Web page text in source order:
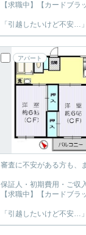
【求職中】【カードブ
「引越したいけど不安…
アパート
審査に不安がある方も、
保証人・初期費用・ご収
【求職中】【カードブ
「引越したいけど不安…